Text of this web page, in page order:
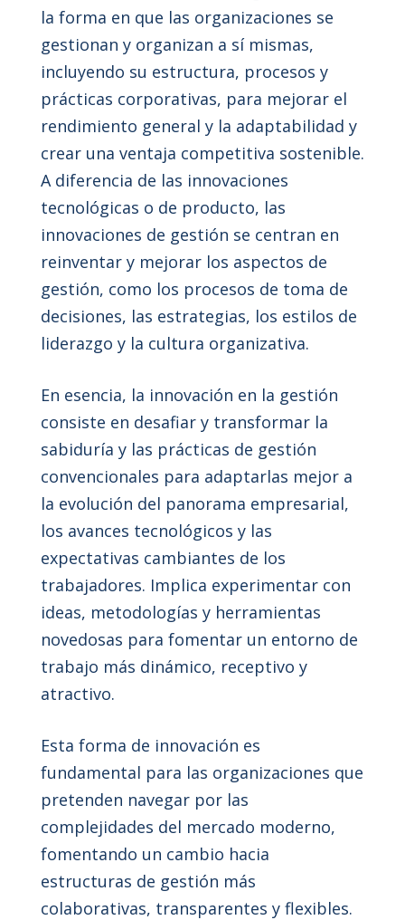
la forma en que las organizaciones se
gestionan y organizan a sí mismas,
incluyendo su estructura, procesos y
prácticas corporativas, para mejorar el
rendimiento general y la adaptabilidad y
crear una ventaja competitiva sostenible.
A diferencia de las innovaciones
tecnológicas o de producto, las
innovaciones de gestión se centran en
reinventar y mejorar los aspectos de
gestión, como los procesos de toma de
decisiones, las estrategias, los estilos de
liderazgo y la cultura organizativa.
En esencia, la innovación en la gestión
consiste en desafiar y transformar la
sabiduría y las prácticas de gestión
convencionales para adaptarlas mejor a
la evolución del panorama empresarial,
los avances tecnológicos y las
expectativas cambiantes de los
trabajadores. Implica experimentar con
ideas, metodologías y herramientas
novedosas para fomentar un entorno de
trabajo más dinámico, receptivo y
atractivo.
Esta forma de innovación es
fundamental para las organizaciones que
pretenden navegar por las
complejidades del mercado moderno,
fomentando un cambio hacia
estructuras de gestión más
colaborativas, transparentes y flexibles.